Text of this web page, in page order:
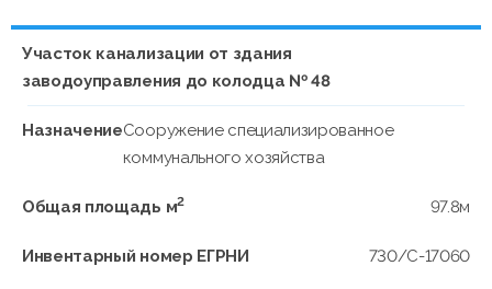
Участок канализации от здания
заводоуправления до колодца № 48
НазначениеСооружение специализированное
коммунального хозяйства
Общая площадь м2 97.8м
Инвентарный номер ЕГРНИ 730/C-17060